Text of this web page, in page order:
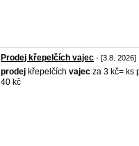
Prodej křepelčích vajec - [3.8. 2026]
prodej křepelčích vajec za 3 kč= ks
40 kč